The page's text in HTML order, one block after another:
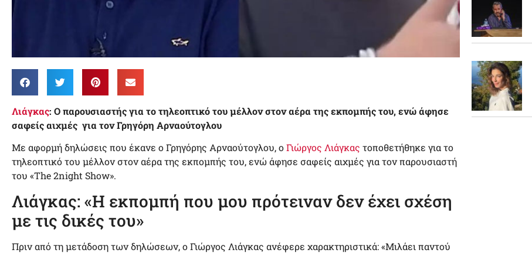
Λιάγκας: Ο παρουσιαστής για το τηλεοπτικό του μέλλον στον αέρα της εκπομπής του, ενώ άφησε
σαφείς αιχμές για τον Γρηγόρη Αρναούτογλου
Με αφορμή δηλώσεις που έκανε ο Γρηγόρης Αρναούτογλου, οΓιώργος Λιάγκας τοποθετήθηκε για το
τηλεοπτικό του μέλλον στον αέρα της εκπομπής του, ενώ άφησε σαφείς αιχμές για τον παρουσιαστή
του «The 2night Show».
Λιάγκας: «Η εκπομπή που μου πρότειναν δεν έχει σχέση
με τις δικές του»
Πριν από τη μετάδοση των δηλώσεων, ο Γιώργος Λιάγκας ανέφερε χαρακτηριστικά: «Μιλάει παντού